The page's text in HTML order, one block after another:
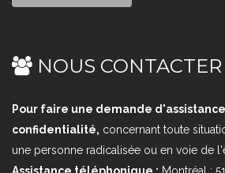
NOUS CONTACTER
Pour faire une demande
confidentialité, concernant toute
une personne radicalisée ou en voie de
Assistance téléphonique : Montréal :